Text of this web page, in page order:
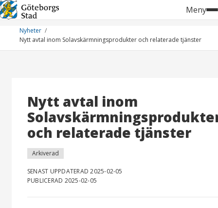
Hoppa
till
innehåll
Meny
Nyheter
Nytt avtal inom Solavskärmningsprodukter och relaterade tjänster
Nytt avtal inom
och relaterade tjänster
Arkiverad
SENAST UPPDATERAD 2025-02-05
PUBLICERAD 2025-02-05